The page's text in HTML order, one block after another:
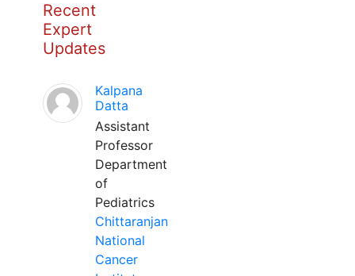
Recent
Expert
Updates
Kalpana
Datta
Assistant
Professor
Department
of
Pediatrics
Chittaranjan
National
Cancer